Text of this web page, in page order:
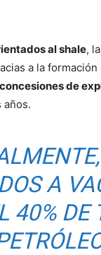
al shale,
a la
de
años.
A
40%